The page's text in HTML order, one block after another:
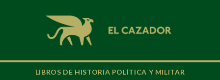
LIBROS DE HISTORIA POLÍTICA Y MILITAR